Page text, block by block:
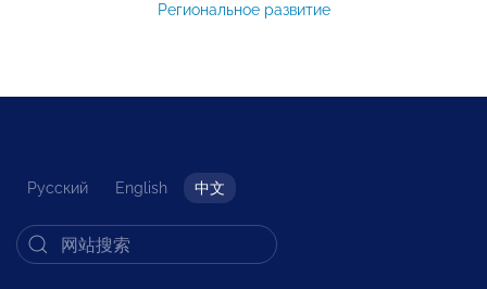
Региональное развитие
Русский English 中文